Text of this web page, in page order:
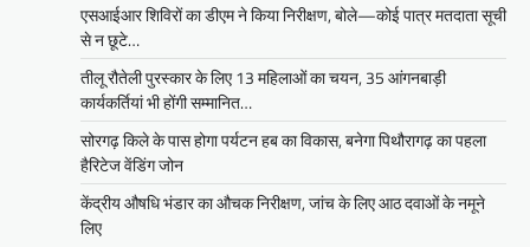
एसआईआर शिविरों का डीएम ने किया निरीक्षण, बोले—कोई पात्र मतदाता सूची
से न छूटे…
तीलू रौतेली पुरस्कार के लिए 13 महिलाओं का चयन, 35 आंगनबाड़ी
कार्यकर्तियां भी होंगी सम्मानित…
सोरगढ़ किले के पास होगा पर्यटन हब का विकास, बनेगा पिथौरागढ़ का पहला
हैरिटेज वेंडिंग जोन
केंद्रीय औषधि भंडार का औचक निरीक्षण, जांच के लिए आठ दवाओं के नमूने
लिए